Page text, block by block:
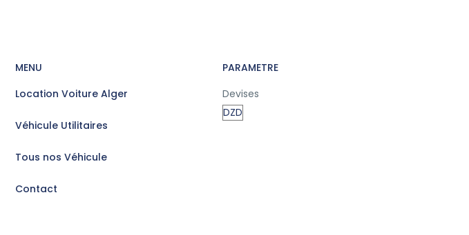
MENU
Location Voiture Alger
Véhicule Utilitaires
Tous nos Véhicule
Contact
PARAMETRE
Devises